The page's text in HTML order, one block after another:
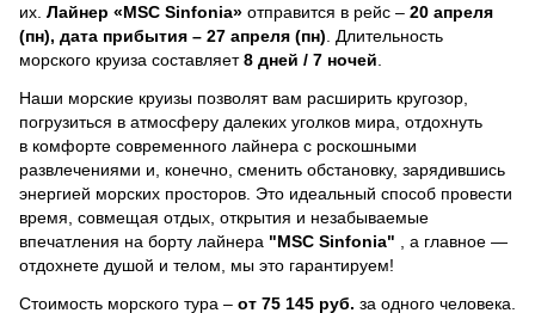
их. Лайнер «MSC Sinfonia» отправится в рейс – 20 апреля
(пн), дата прибытия – 27 апреля (пн) . Длительность
морского круиза составляет8 дней / 7 ночей
Наши морские круизы позволят вам расширить кругозор,
погрузиться в атмосферу далеких уголков мира, отдохнуть
в комфорте современного лайнера с роскошными
развлечениями и, конечно, сменить обстановку, зарядившись
энергией морских просторов. Это идеальный способ провести
время, совмещая отдых, открытия и незабываемые
впечатления на борту лайнера "MSC Sinfonia"
, a главное —
отдохнете душой и телом, мы это гарантируем!
Стоимость морского тура – от 75 145 руб. за одного человека.